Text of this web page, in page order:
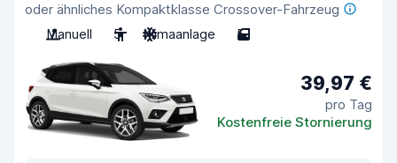
oder ähnliches Kompaktklasse Crossover-Fahrzeug
Manuell
5 Klimaanlage 5
39,97 €
pro Tag
Kostenfreie Stornierung